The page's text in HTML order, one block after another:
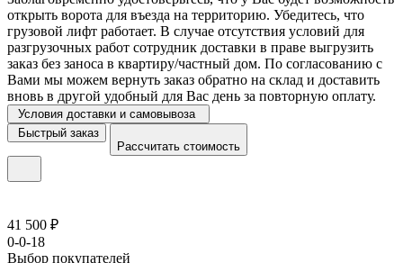
открыть ворота для въезда на территорию. Убедитесь, что
грузовой лифт работает. В случае отсутствия условий для
разгрузочных работ сотрудник доставки в праве выгрузить
заказ без заноса в квартиру/частный дом. По согласованию с
Вами мы можем вернуть заказ обратно на склад и доставить
вновь в другой удобный для Вас день за повторную оплату.
Условия доставки и самовывоза
Быстрый заказ
Рассчитать стоимость
41 500 ₽
0-0-18
Выбор покупателей